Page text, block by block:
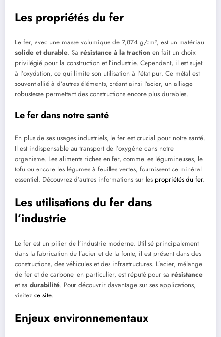
Les propriétés du fer
Le fer, avec une masse volumique de 7,874 g/cm³, est un matériau
solide et durable. Sa résistance à la traction en fait un choix
privilégié pour la construction et l’industrie. Cependant, il est sujet
à l’oxydation, ce qui limite son utilisation à l’état pur. Ce métal est
souvent allié à d’autres éléments, créant ainsi l’acier, un alliage
robustesse permettant des constructions encore plus durables.
Le fer dans notre santé
En plus de ses usages industriels, le fer est crucial pour notre santé.
Il est indispensable au transport de l’oxygène dans notre
organisme. Les aliments riches en fer, comme les légumineuses, le
tofu ou encore les légumes à feuilles vertes, fournissent ce minéral
essentiel. Découvrez d’autres informations sur les propriétés du fer.
Les utilisations du fer dans
l’industrie
Le fer est un pilier de l’industrie moderne. Utilisé principalement
dans la fabrication de l’acier et de la fonte, il est présent dans des
constructions, des véhicules et des infrastructures. L’acier, mélange
de fer et de carbone, en particulier, est réputé pour sa résistance
et sa durabilité. Pour découvrir davantage sur ses applications,
visitez ce site.
Enjeux environnementaux